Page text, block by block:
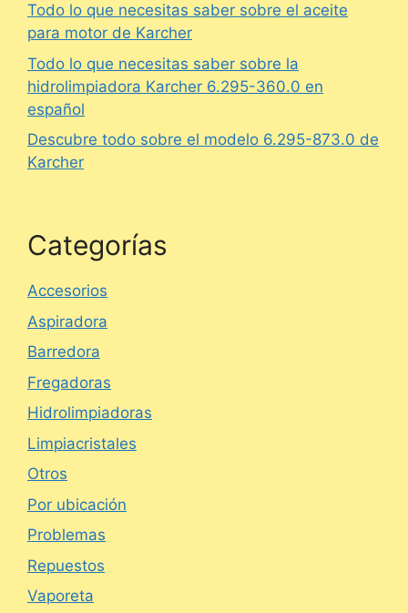
Todo lo que necesitas saber sobre el aceite
para motor de Karcher
Todo lo que necesitas saber sobre la
hidrolimpiadora Karcher 6.295-360.0 en
español
Descubre todo sobre el modelo 6.295-873.0 de
Karcher
Categorías
Accesorios
Aspiradora
Barredora
Fregadoras
Hidrolimpiadoras
Limpiacristales
Otros
Por ubicación
Problemas
Repuestos
Vaporeta